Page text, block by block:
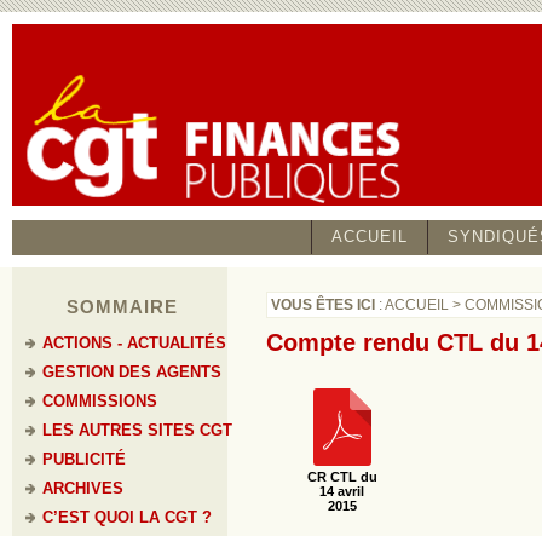
ACCUEIL
SOMMAIRE
ACTIONS - ACTUALITÉS
GESTION DES AGENTS
COMMISSIONS
LES AUTRES SITES CGT
PUBLICITÉ
ARCHIVES
C’EST QUOI LA CGT ?
VOUS ÊTES ICI :ACCUEIL >
Compte rendu CTL du
CR CTL du
14 avril
2015